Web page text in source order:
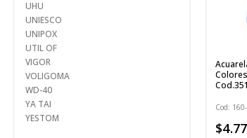
UHU
UNIESCO
UNIPOX
UTIL OF
VIGOR
VOLIGOMA
WD-40
YA TAI
YESTOM
Cod: